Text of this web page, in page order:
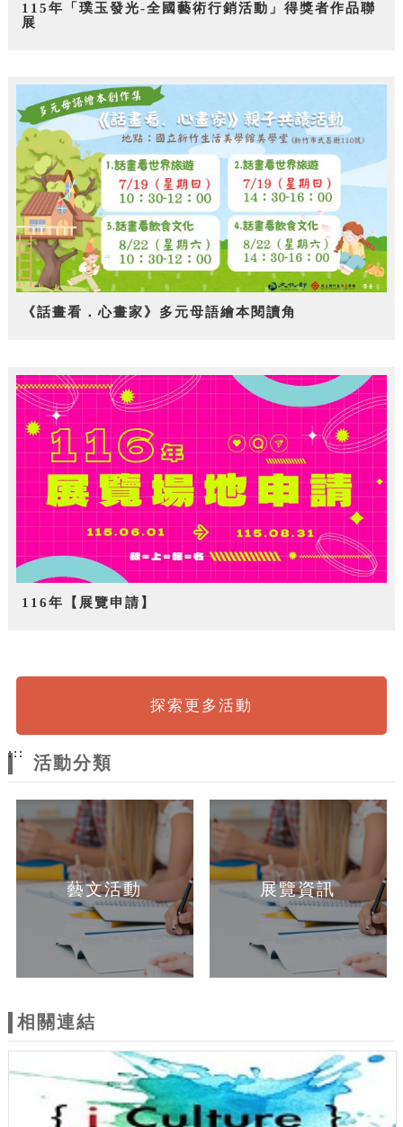
115年「璞玉發光-全國藝術行銷活動」得獎者作品聯
展
《話畫看．心畫家》多元母語繪本閱讀角
116年【展覽申請】
探索更多活動
:::
活動分類
藝文活動 展覽資訊
相關連結